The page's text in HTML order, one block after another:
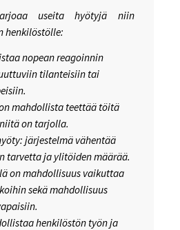
useita hyötyjä niin
henkilöstölle:
nopean reagoinnin
tilanteisiin tai
mahdollista teettää töitä
on tarjolla.
järjestelmä vähentää
tarvetta ja ylitöiden määrää.
on mahdollisuus vaikuttaa
sekä mahdollisuus
henkilöstön työn ja